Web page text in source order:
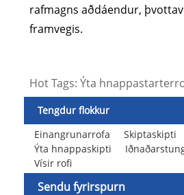
rafmagns aðdáendur,
framvegis.
Hot Tags: Ýta
Tengdur flokkur
Einangrunarrofa
Skiptaskipti
Ýta hnappaskipti
Vísir rofi
Sendu fyrirspurn